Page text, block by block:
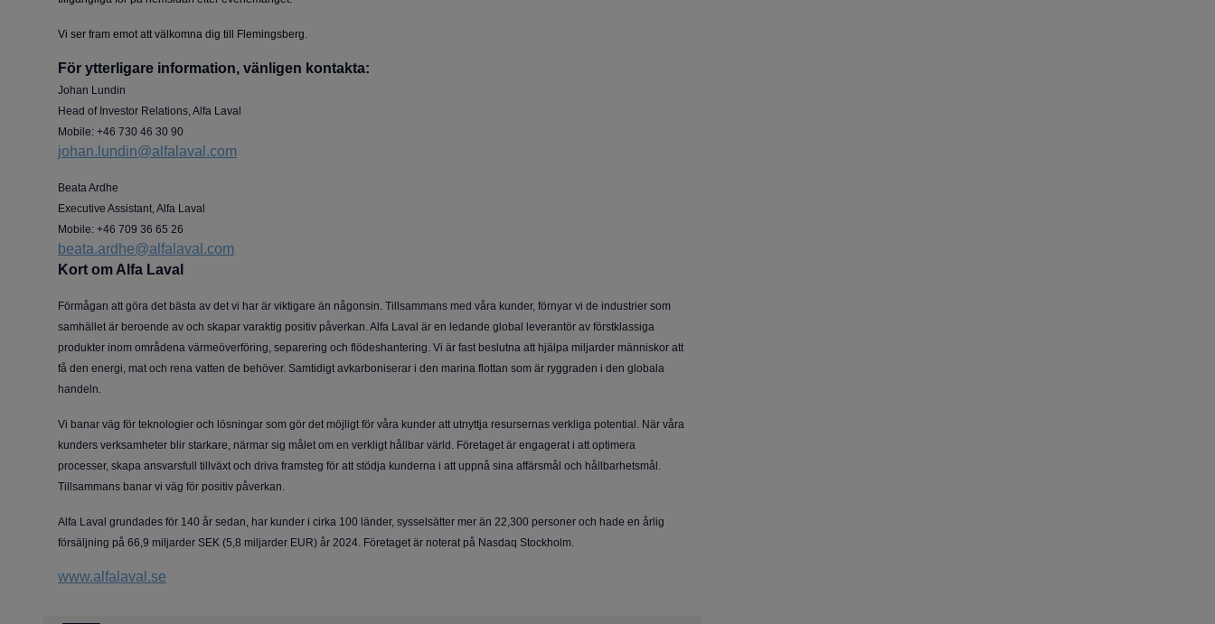
Vi ser fram emot att välkomna dig till Flemingsberg.
För ytterligare information, vänligen kontakta:
Johan Lundin
Head of Investor Relations, Alfa Laval
Mobile: +46 730 46 30 90
johan.lundin@alfalaval.com
Beata Ardhe
Executive Assistant, Alfa Laval
Mobile: +46 709 36 65 26
beata.ardhe@alfalaval.com
Kort om Alfa Laval
Förmågan att göra det bästa av det vi har är viktigare än någonsin. Tillsammans med våra kunder, förnyar vi de industrier som
samhället är beroende av och skapar varaktig positiv påverkan. Alfa Laval är en ledande global leverantör av förstklassiga
produkter inom områdena värmeöverföring, separering och flödeshantering. Vi är fast beslutna att hjälpa miljarder människor att
få den energi, mat och rena vatten de behöver. Samtidigt avkarboniserar i den marina flottan som är ryggraden i den globala
handeln.
Vi banar väg för teknologier och lösningar som gör det möjligt för våra kunder att utnyttja resursernas verkliga potential. När våra
kunders verksamheter blir starkare, närmar sig målet om en verkligt hållbar värld. Företaget är engagerat i att optimera
processer, skapa ansvarsfull tillväxt och driva framsteg för att stödja kunderna i att uppnå sina affärsmål och hållbarhetsmål.
Tillsammans banar vi väg för positiv påverkan.
Alfa Laval grundades för 140 år sedan, har kunder i cirka 100 länder, sysselsätter mer än 22,300 personer och hade en årlig
försäljning på 66,9 miljarder SEK (5,8 miljarder EUR) år 2024. Företaget är noterat på Nasdaq Stockholm.
www.alfalaval.se